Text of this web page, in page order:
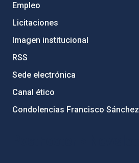
Empleo
Licitaciones
Imagen institucional
RSS
Sede electrónica
Canal ético
Condolencias Francisco Sánchez